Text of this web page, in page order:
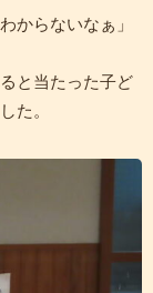
からないなぁ」
と当たった子ど
た。